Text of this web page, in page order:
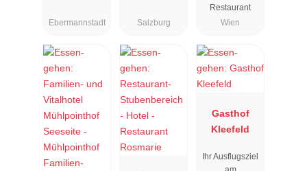
Ebermannstadt Salzburg
Restaurant
Wien
Gasthof
Kleefeld
Ihr Ausflugsziel